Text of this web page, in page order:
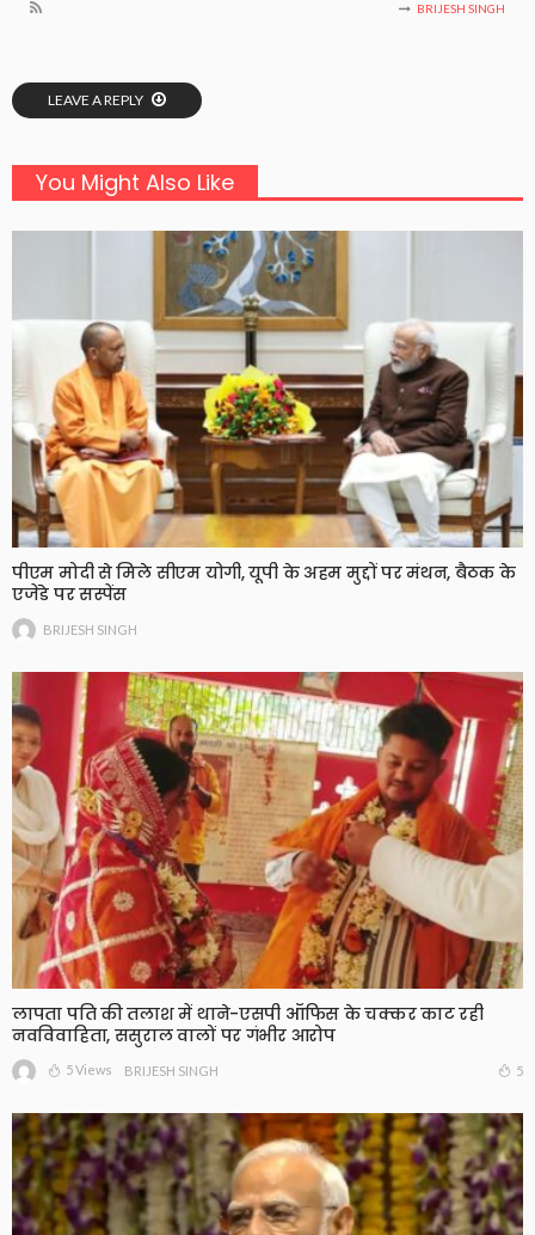
BRIJESH SINGH
LEAVE A REPLY
You Might Also Like
पीएम मोदी से मिले सीएम योगी, यूपी के अहम मुद्दों पर मंथन, बैठक के
एजेंडे पर सस्पेंस
BRIJESH SINGH
लापता पति की तलाश में थाने-एसपी ऑफिस के चक्कर काट रही
नवविवाहिता, ससुराल वालों पर गंभीर आरोप
5 Views BRIJESH SINGH 5